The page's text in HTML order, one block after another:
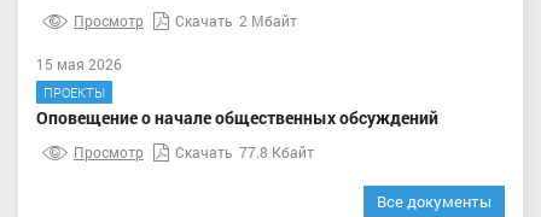
Просмотр Скачать 2 Мбайт
15 мая 2026
ПРОЕКТЫ
Оповещение о начале общественных обсуждений
Просмотр Скачать 77.8 Кбайт
Все документы